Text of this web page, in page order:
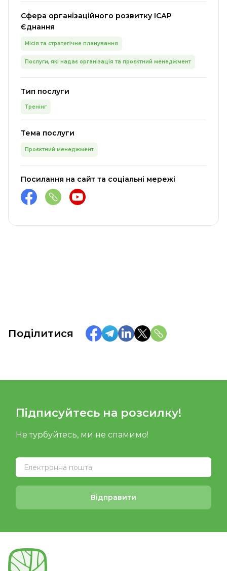
Сфера організаційного розвитку ІСАР
Єднання
Місія та стратегічне планування
Послуги, які надає організація та проєктний менеджмент
Тип послуги
Тренінг
Тема послуги
Проєктний менеджмент
Посилання на сайт та соціальні мережі
Поділитися
Підписуйтесь на розсилку!
Не турбуйтесь, ми не спамимо!
Відправити